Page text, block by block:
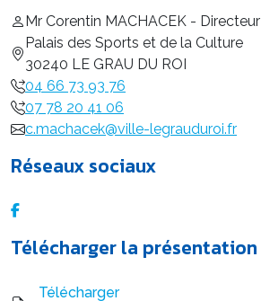
Mr Corentin MACHACEK - Directeur
Palais des Sports et de la Culture
30240 LE GRAU DU ROI
04 66 73 93 76
07 78 20 41 06
c.machacek@ville-legrauduroi.fr
Réseaux sociaux
Télécharger la présentation
Télécharger